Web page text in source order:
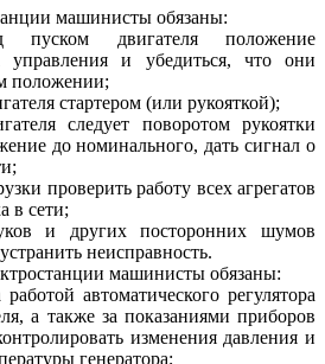
машинисты обязаны:
пуском двигателя положение
управления и убедиться, что они
положении;
стартером (или рукояткой);
следует поворотом рукоятки
до номинального, дать сигнал о
проверить работу всех агрегатов
в сети;
и других посторонних шумов
неисправность.
машинисты обязаны:
автоматического регулятора
а также за показаниями приборов
изменения давления и
генератора;